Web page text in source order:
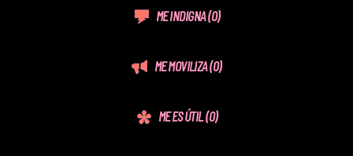
ME INDIGNA(0)
ME MOVILIZA(0)
ME ES ÚTIL(0)